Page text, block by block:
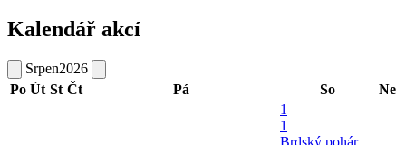
Kalendář akcí
Srpen2026
Po Út St Čt Pá So Ne
1
1